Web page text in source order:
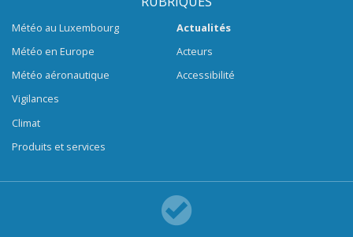
Météo au Luxembourg
Météo en Europe
Météo aéronautique
Vigilances
Climat
Produits et services
Actualités
Acteurs
Accessibilité